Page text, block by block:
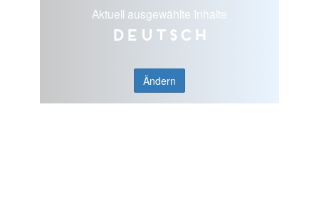
Aktuell ausgewählte Inhalte
Deutsch
Ändern